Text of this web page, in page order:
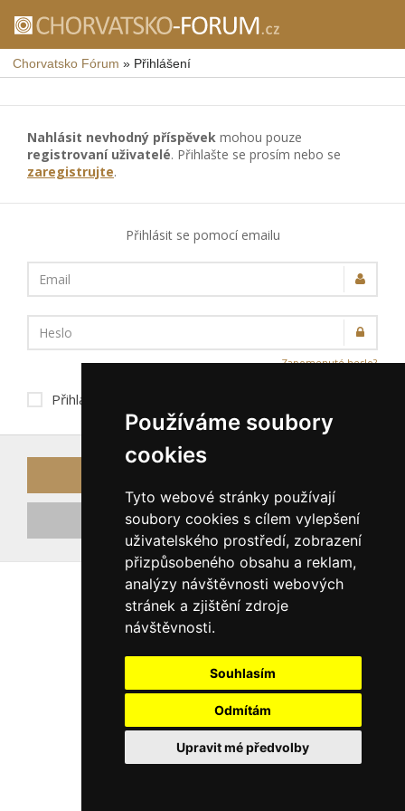
Používáme soubory
cookies
Tyto webové stránky používají
soubory cookies s cílem vylepšení
uživatelského prostředí, zobrazení
přizpůsobeného obsahu a reklam,
analýzy návštěvnosti webových
stránek a zjištění zdroje
návštěvnosti.
Souhlasím
Odmítám
Upravit mé předvolby
Chorvatsko Fórum » Přihlášení
Nahlásit nevhodný příspěvek mohou pouze
registrovaní uživatelé. Přihlašte se prosím nebo se
zaregistrujte.
Přihlásit se pomocí emailu
Email
Heslo
Zapomenuté heslo?
Přihlásit trvale na tomto zařízení
Registrovat nový účet